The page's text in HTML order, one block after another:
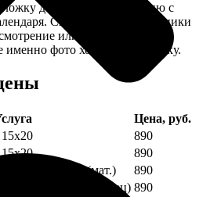
добавляем фотографию с
Снимок наши сотрудники
или пишите в
именно фото хотите на обложку.
Цена, руб.
890
890
А5 210х148 (мат.)
890
А5 210х148 (глянец) 890